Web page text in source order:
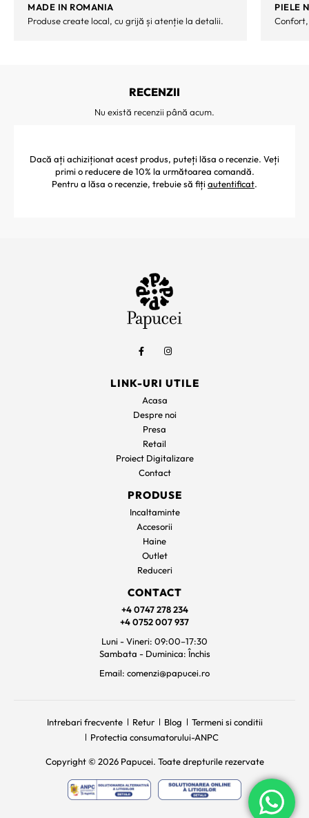
MADE IN ROMANIA
Produse create local, cu grijă și atenție la detalii.
PIELE
RECENZII
Nu există recenzii până acum.
Dacă ați achiziționat acest produs, puteți lăsa o recenzie. Veți
primi o reducere de 10% la următoarea comandă.
Pentru a lăsa o recenzie, trebuie să fiți autentificat.
LINK-URI UTILE
Acasa
Despre noi
Presa
Retail
Proiect Digitalizare
Contact
PRODUSE
Incaltaminte
Accesorii
Haine
Outlet
Reduceri
CONTACT
+4 0747 278 234
+4 0752 007 937
Luni - Vineri: 09:00–17:30
Sambata - Duminica: Închis
Email: comenzi@papucei.ro
Intrebari frecvente Retur Blog
Termeni si conditii
Protectia consumatorului-ANPC
Copyright © 2026 Papucei. Toate drepturile rezervate